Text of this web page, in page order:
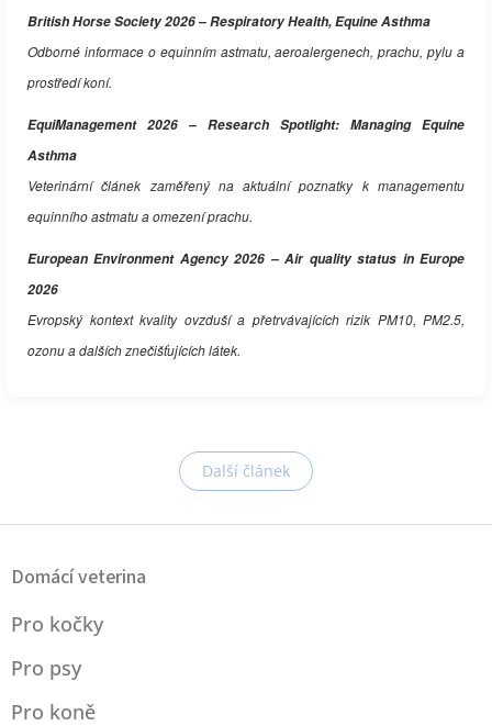
British Horse Society 2026 – Respiratory Health, Equine Asthma
Odborné informace o equinním astmatu, aeroalergenech, prachu, pylu a
prostředí koní.
EquiManagement 2026 – Research Spotlight: Managing Equine
Asthma
Veterinární článek zaměřený na aktuální poznatky k managementu
equinního astmatu a omezení prachu.
European Environment Agency 2026 – Air quality status in Europe
2026
Evropský kontext kvality ovzduší a přetrvávajících rizik PM10, PM2.5,
ozonu a dalších znečišťujících látek.
Další článek
Domácí veterina
Pro kočky
Pro psy
Pro koně